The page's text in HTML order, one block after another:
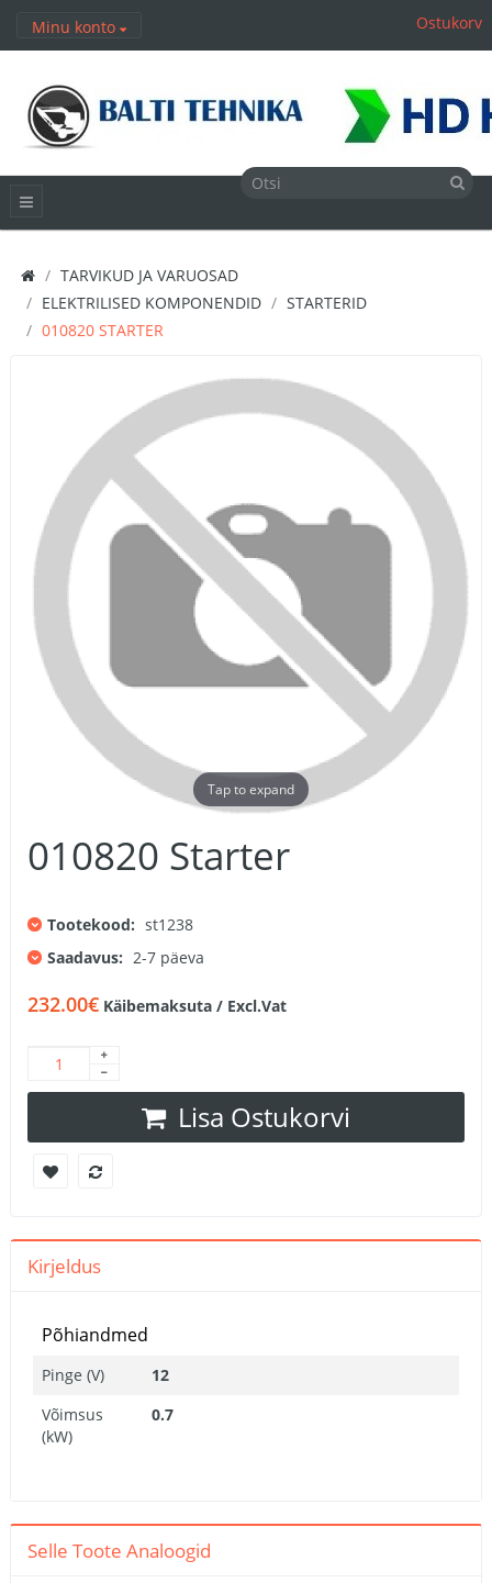
Minu konto Ostukorv
TARVIKUD JA VARUOSAD
ELEKTRILISED KOMPONENDID
STARTERID
010820 STARTER
Tap to expand
010820 Starter
Tootekood: st1238
Saadavus: 2-7 päeva
232.00€ Käibemaksuta / Excl.Vat
Lisa Ostukorvi
Kirjeldus
Põhiandmed
Pinge (V)
12
Võimsus
(kW)
0.7
Selle Toote Analoogid